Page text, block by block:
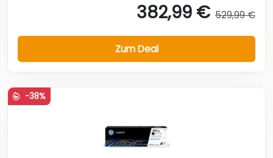
382,99 € 529,99 €
Zum Deal
-38%